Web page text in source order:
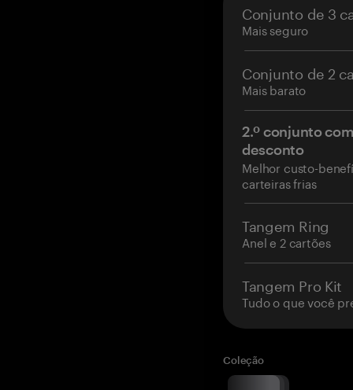
Conjunto de 3
Mais seguro
Conjunto de 2
Mais barato
2.º conjunto
desconto
Melhor custo-
carteiras frias
Tangem Ring
Anel e 2 cartões
Tangem Pro Kit
Tudo o que você
Coleção